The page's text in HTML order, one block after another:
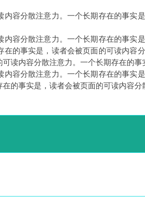
容分散注意力。一个长期存在的事
容分散注意力。一个长期存在的事
的事实是，读者会被页面的可读内
读内容分散注意力。一个长期存在的事
容分散注意力。一个长期存在的事
的事实是，读者会被页面的可读内容分